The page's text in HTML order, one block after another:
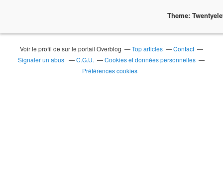
Theme:
Voir le profil de sur le portail Overblog Top articles
Contact
Signaler un abus
C.G.U.
Cookies et données personnelles
Préférences cookies